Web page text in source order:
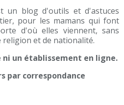
un blog d'outils et d'astuces
pour les mamans qui font
d'où elles viennent, sans
religion et de nationalité.
ni un établissement en ligne.
par correspondance